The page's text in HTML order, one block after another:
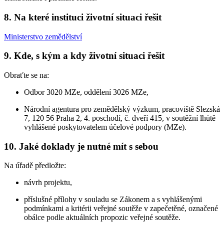
8. Na které instituci životní situaci řešit
Ministerstvo zemědělství
9. Kde, s kým a kdy životní situaci řešit
Obraťte se na:
Odbor 3020 MZe, oddělení 3026 MZe,
Národní agentura pro zemědělský výzkum, pracoviště Slezská
7, 120 56 Praha 2, 4. poschodí, č. dveří 415, v soutěžní lhůtě
vyhlášené poskytovatelem účelové podpory (MZe).
10. Jaké doklady je nutné mít s sebou
Na úřadě předložte:
návrh projektu,
příslušné přílohy v souladu se Zákonem a s vyhlášenými
podmínkami a kritérii veřejné soutěže v zapečetěné, označené
obálce podle aktuálních propozic veřejné soutěže.